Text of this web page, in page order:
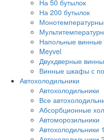
На 50 бутылок
На 200 бутылок
Напольные
Meyvel
Двухдверные
Винные шкафы с
Автохолодильники
Автохолодильники
Все
Абсорбционные
Автоморозильники
Автохолодильники